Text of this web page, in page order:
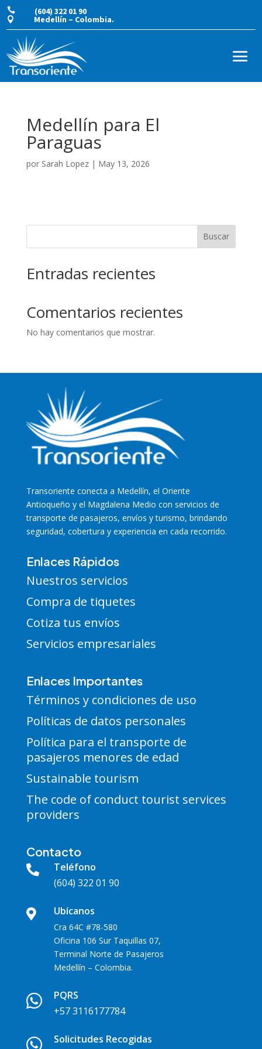
 (604) 322 01 90
 Medellín – Colombia.
Medellín para El
Paraguas
por Sarah Lopez| May 13, 2026
Buscar
Entradas recientes
Comentarios recientes
No hay comentarios que mostrar.
Transoriente conecta a Medellín, el Oriente
Antioqueño y el Magdalena Medio con servicios de
transporte de pasajeros, envíos y turismo, brindando
seguridad, cobertura y experiencia en cada recorrido.
Enlaces Rápidos
Nuestros servicios
Compra de tiquetes
Cotiza tus envíos
Servicios empresariales
Enlaces Importantes
Términos y condiciones de uso
Políticas de datos personales
Política para el transporte de
pasajeros menores de edad
Sustainable tourism
The code of conduct tourist services
providers
Contacto

Teléfono
(604) 322 01 90
 Ubícanos
Cra 64C #78-580
Oficina 106 Sur Taquillas 07,
Terminal Norte de Pasajeros
Medellín – Colombia.

PQRS
+57 3116177784

Solicitudes Recogidas